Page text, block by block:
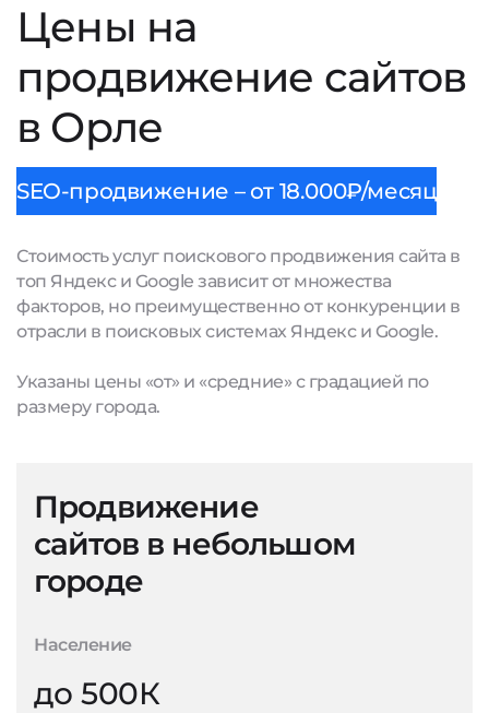
Цены на
продвижение сайтов
в Орле
SEO-продвижение – от 18.000₽/месяц
Стоимость услуг поискового продвижения сайта в
топ Яндекс и Google зависит от множества
факторов, но преимущественно от конкуренции в
отрасли в поисковых системах Яндекс и Google.
Указаны цены «от» и «средние» с градацией по
размеру города.
Продвижение
сайтов в небольшом
городе
Население
до 500К